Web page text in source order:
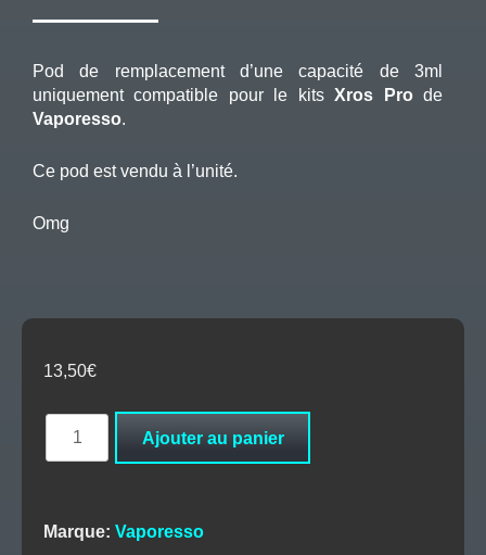
Pod de remplacement d’une capacité de 3ml
uniquement compatible pour le kitsXros Prode
Vaporesso.
Ce pod est vendu à l’unité.
Omg
13,50€
Pro
Ajouter au panier
Marque: Vaporesso